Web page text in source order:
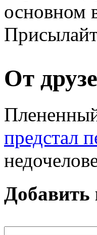
основном
От
предстал
Добавить